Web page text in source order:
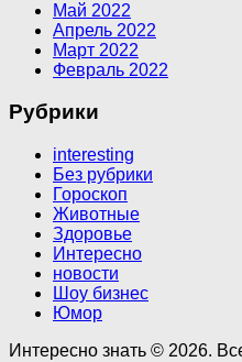
Май 2022
Апрель 2022
Март 2022
Февраль 2022
Рубрики
interesting
Без рубрики
Гороскоп
Животные
Здоровье
Интересно
новости
Шоу бизнес
Юмор
Интересно знать © 2026.